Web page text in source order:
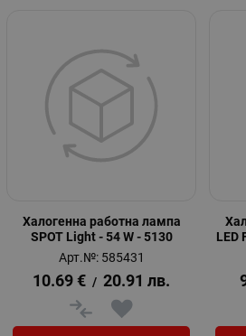
Халогенна работна лампа
SPOT Light - 54 W - 5130
Арт.№: 585431
10.69 € / 20.91 лв.
LED